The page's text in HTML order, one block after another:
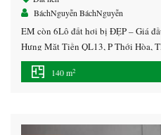
BáchNguyễn BáchNguyễn
EM còn 6Lô đất hơi bị ĐẸP – Giá
Hưng Mặt Tiền QL13, P Thới Hòa,
140m2 ( full thổ cư ) 2E – 15 =>
2K – […]140 m2